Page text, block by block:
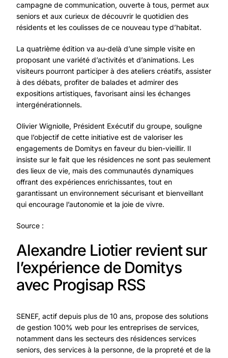
campagne de communication, ouverte à tous, permet aux
seniors et aux curieux de découvrir le quotidien des
résidents et les coulisses de ce nouveau type d’habitat.
La quatrième édition va au-delà d’une simple visite en
proposant une variété d’activités et d’animations. Les
visiteurs pourront participer à des ateliers créatifs, assister
à des débats, profiter de balades et admirer des
expositions artistiques, favorisant ainsi les échanges
intergénérationnels.
Olivier Wigniolle, Président Exécutif du groupe, souligne
que l’objectif de cette initiative est de valoriser les
engagements de Domitys en faveur du bien-vieillir. Il
insiste sur le fait que les résidences ne sont pas seulement
des lieux de vie, mais des communautés dynamiques
offrant des expériences enrichissantes, tout en
garantissant un environnement sécurisant et bienveillant
qui encourage l’autonomie et la joie de vivre.
Source :
Alexandre Liotier revient sur
l’expérience de Domitys
avec Progisap RSS
SENEF, actif depuis plus de 10 ans, propose des solutions
de gestion 100% web pour les entreprises de services,
notamment dans les secteurs des résidences services
seniors, des services à la personne, de la propreté et de la